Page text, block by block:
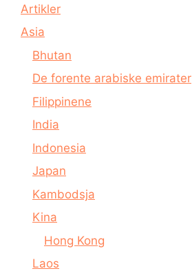
Artikler
Asia
Bhutan
De forente arabiske emirater
Filippinene
India
Indonesia
Japan
Kambodsja
Kina
Hong Kong
Laos